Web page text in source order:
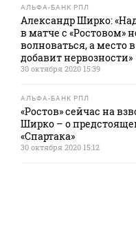
АЛЬФА-БАНК РПЛ
Александр Ширко:
в матче с «Ростовом»
волноваться, а место
добавит нервозности»
30 октября 2020 15:39
АЛЬФА-БАНК РПЛ
«Ростов» сейчас на
Ширко – о
«Спартака»
30 октября 2020 15:12